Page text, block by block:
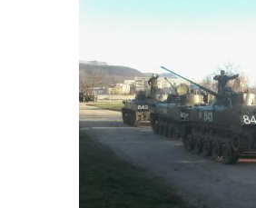
​Військовий експерт
Донбасу. Чи змінилася за 3
проведення
кардинальним чином. Якщо
вересні 2014 року наші вій...